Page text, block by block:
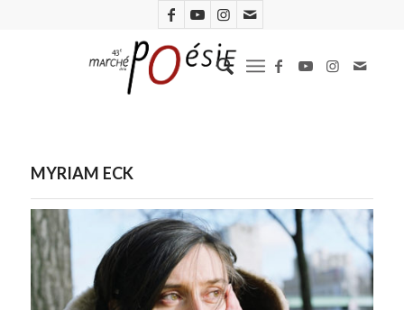
MYRIAM ECK
Photo : Rachael Woodson